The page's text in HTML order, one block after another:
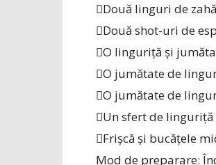
Două linguri de
Două shot-uri de
O linguriță și
O jumătate de
O jumătate de
Un sfert de linguriță
Frișcă și bucățele
Mod de preparare: